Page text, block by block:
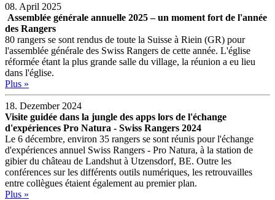
08. April 2025
Assemblée générale annuelle 2025 – un moment fort de l'année
des Rangers
80 rangers se sont rendus de toute la Suisse à Riein (GR) pour
l'assemblée générale des Swiss Rangers de cette année. L'église
réformée étant la plus grande salle du village, la réunion a eu lieu
dans l'église.
Plus »
18. Dezember 2024
Visite guidée dans la jungle des apps lors de l'échange
d'expériences Pro Natura - Swiss Rangers 2024
Le 6 décembre, environ 35 rangers se sont réunis pour l'échange
d'expériences annuel Swiss Rangers - Pro Natura, à la station de
gibier du château de Landshut à Utzensdorf, BE. Outre les
conférences sur les différents outils numériques, les retrouvailles
entre collègues étaient également au premier plan.
Plus »